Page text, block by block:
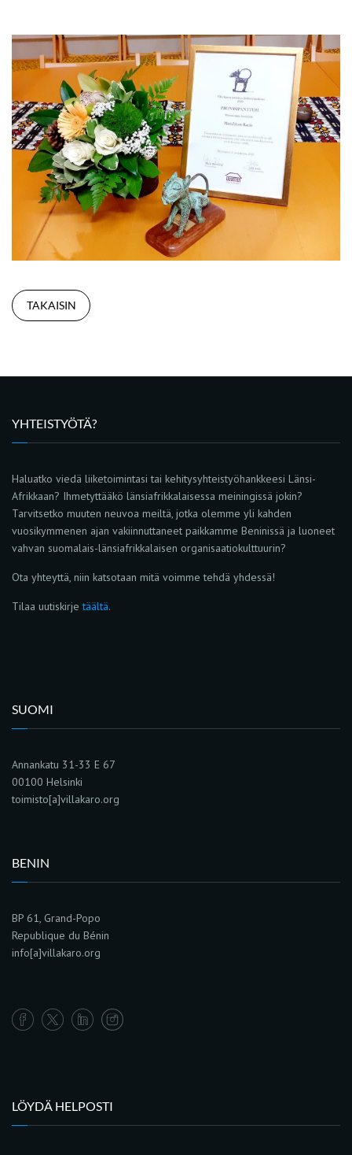
TAKAISIN
YHTEISTYÖTÄ?
Haluatko viedä liiketoimintasi tai kehitysyhteistyöhankkeesi Länsi-
Afrikkaan? Ihmetyttääkö länsiafrikkalaisessa meiningissä jokin?
Tarvitsetko muuten neuvoa meiltä, jotka olemme yli kahden
vuosikymmenen ajan vakiinnuttaneet paikkamme Beninissä ja luoneet
vahvan suomalais-länsiafrikkalaisen organisaatiokulttuurin?
Ota yhteyttä, niin katsotaan mitä voimme tehdä yhdessä!
Tilaa uutiskirjetäältä.
SUOMI
Annankatu 31-33 E 67
00100 Helsinki
toimisto[a]villakaro.org
BENIN
BP 61, Grand-Popo
Republique du Bénin
info[a]villakaro.org
LÖYDÄ HELPOSTI